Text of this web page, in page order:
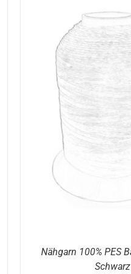
Nähgarn 100% PES
Schwarz